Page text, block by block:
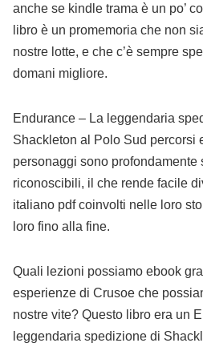
anche se kindle trama è un po’
libro è un promemoria che non
nostre lotte, e che c’è sempre
domani migliore.
Endurance – La leggendaria
Shackleton al Polo Sud percorsi
personaggi sono profondamente
riconoscibili, il che rende facile
italiano pdf coinvolti nelle loro
loro fino alla fine.
Quali lezioni possiamo ebook
esperienze di Crusoe che
nostre vite? Questo libro era un
leggendaria spedizione di